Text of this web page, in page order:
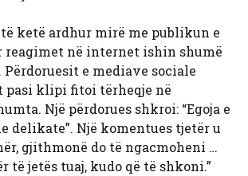
ketë ardhur mirë me publikun e
reagimet në internet ishin shumë
Përdoruesit e mediave sociale
pasi klipi fitoi tërheqje në
Një përdorues shkroi: “Egoja e
delikate”. Një komentues tjetër u
gjithmonë do të ngacmoheni …
të jetës tuaj, kudo që të shkoni.”